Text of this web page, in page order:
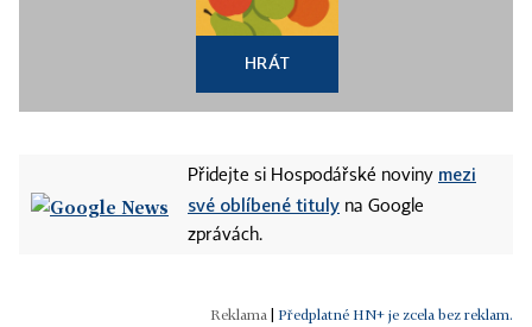
HRÁT
Přidejte si Hospodářské noviny mezi
své oblíbené tituly na Google
zprávách.
Předplatné HN+ je zcela bez reklam.